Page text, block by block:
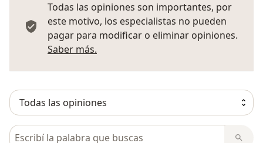
Todas las opiniones son importantes, por
este motivo, los especialistas no pueden
pagar para modificar o eliminar opiniones.
Saber más.
Busca en opiniones